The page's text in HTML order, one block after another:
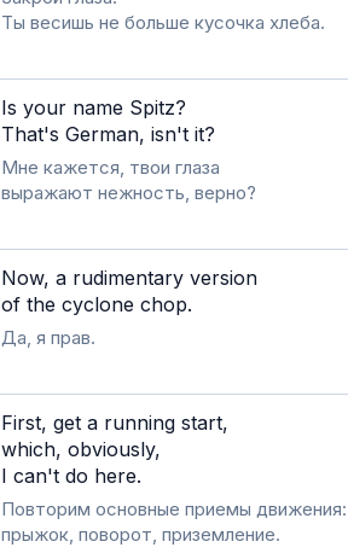
Ты весишь не больше кусочка хлеба.
Is your name Spitz?
That's German, isn't it?
Мне кажется, твои глаза
выражают нежность, верно?
Now, a rudimentary version
of the cyclone chop.
Да, я прав.
First, get a running start,
which, obviously,
I can't do here.
Повторим основные приемы движения:
прыжок, поворот, приземление.